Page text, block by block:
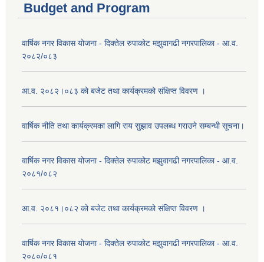
Budget and Program
वार्षिक नगर विकास योजना - दिक्तेल रुपाकोट मझुवागढी नगरपालिका - आ.व.
२०८२/०८३
आ.व. २०८२।०८३ को बजेट तथा कार्यक्रमको संक्षिप्त विवरण ।
वार्षिक नीति तथा कार्यक्रमका लागि राय सुझाव उपलब्ध गराउने सम्बन्धी सूचना।
वार्षिक नगर विकास योजना - दिक्तेल रुपाकोट मझुवागढी नगरपालिका - आ.व.
२०८१/०८२
आ.व. २०८१।०८२ को बजेट तथा कार्यक्रमको संक्षिप्त विवरण ।
वार्षिक नगर विकास योजना - दिक्तेल रुपाकोट मझुवागढी नगरपालिका - आ.व.
२०८०/०८१